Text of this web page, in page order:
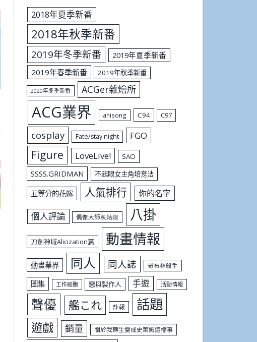
2018年夏季新番
2018年秋季新番
2019年冬季新番
2019年夏季新番
2019年春季新番
2019年秋季新番
2020年冬季新番 ACGer雜燴所
ACG業界 anisong C94 C97
cosplay Fate/stay night FGO
Figure LoveLive! SAO
SSSS.GRIDMAN 不起眼女主角培育法
五等分的花嫁 人氣排行 你的名字
個人評論 偶像大師灰姑娘 八掛
刀劍神域Alicization篇 動畫情報
動畫業界 同人 同人誌 哥布林殺手
圖集 工作細胞 戀與製作人 手遊 活動情報
聲優 艦これ 訃報 話題
遊戲 銷量 關於我轉生變成史萊姆這檔事